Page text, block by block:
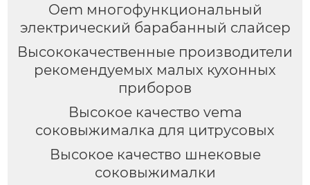
Oem многофункциональный
электрический барабанный слайсер
Высококачественные производители
рекомендуемых малых кухонных
приборов
Высокое качество vema
соковыжималка для цитрусовых
Высокое качество шнековые
соковыжималки